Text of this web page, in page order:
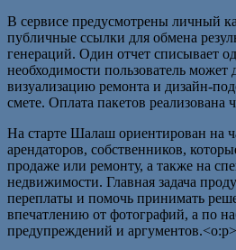
В сервисе предусмотрены личный
публичные ссылки для обмена
генераций. Один отчет списывает
необходимости пользователь может
визуализацию ремонта и дизайн-
смете. Оплата пакетов реализована
На старте Шалаш ориентирован на
арендаторов, собственников,
продаже или ремонту, а также на
недвижимости. Главная задача
переплаты и помочь принимать
впечатлению от фотографий, а по
предупреждений и